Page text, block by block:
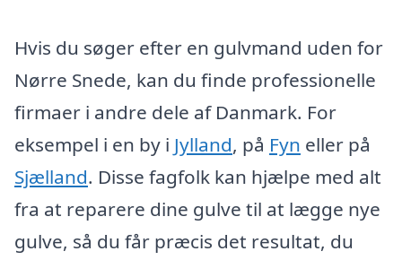
Hvis du søger efter en gulvmand uden for
Nørre Snede, kan du finde professionelle
firmaer i andre dele af Danmark. For
eksempel i en by i Jylland, på Fyn eller på
Sjælland. Disse fagfolk kan hjælpe med alt
fra at reparere dine gulve til at lægge nye
gulve, så du får præcis det resultat, du